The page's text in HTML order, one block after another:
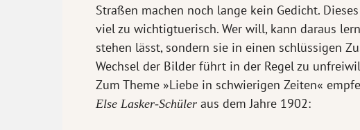
Straßen machen noch lange kein Gedicht.
viel zu wichtigtuerisch. Wer will, kann daraus
stehen lässt, sondern sie in einen schlüssigen
Wechsel der Bilder führt in der Regel zu
Zum Theme »Liebe in schwierigen Zeiten«
Else Lasker-Schüler aus dem Jahre 1902: